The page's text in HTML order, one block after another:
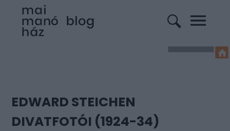
EDWARD STEICHEN
DIVATFOTÓI (1924-34)